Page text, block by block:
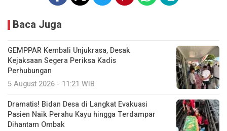
Baca Juga
GEMPPAR Kembali Unjukrasa, Desak
Kejaksaan Segera Periksa Kadis
Perhubungan
5 August 2026 - 11:21 WIB
Dramatis! Bidan Desa di Langkat Evakuasi
Pasien Naik Perahu Kayu hingga Terdampar
Dihantam Ombak